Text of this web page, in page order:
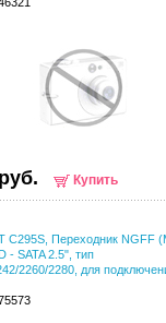
Купить
C295S, Переходник NGFF
- SATA 2.5", тип
2260/2280, для